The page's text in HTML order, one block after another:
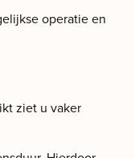
operatie en
ziet u vaker